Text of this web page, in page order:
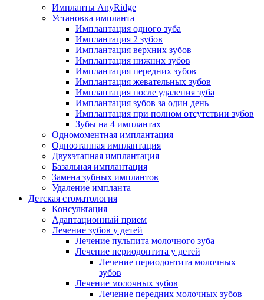
Импланты AnyRidge
Установка импланта
Имплантация одного зуба
Имплантация 2 зубов
Имплантация верхних зубов
Имплантация нижних зубов
Имплантация передних зубов
Имплантация жевательных зубов
Имплантация после удаления зуба
Имплантация зубов за один день
Имплантация при полном отсутствии зубов
Зубы на 4 имплантах
Одномоментная имплантация
Одноэтапная имплантация
Двухэтапная имплантация
Базальная имплантация
Замена зубных имплантов
Удаление импланта
Детская стоматология
Консультация
Адаптационный прием
Лечение зубов у детей
Лечение пульпита молочного зуба
Лечение периодонтита у детей
Лечение периодонтита молочных
зубов
Лечение молочных зубов
Лечение передних молочных зубов